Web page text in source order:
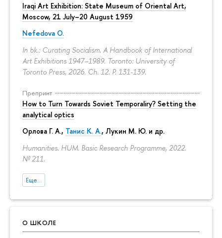
Iraqi Art Exhibition: State Museum of Oriental Art,
Moscow, 21 July–20 August 1959
Nefedova O.
In bk.: Curating Socialism. A Handbook of International
Art Exhibitions 1947–1989. Toronto: University of
Toronto Press, 2026. Ch. 12. P. 131-139.
Препринт
How to Turn Towards Soviet Temporaliry? Setting the
analytical optics
Орлова Г. А., Танис К. А., Лукин М. Ю. и др.
Humanities. HUM. Basic Research Programme, 2022.
№ 211.
Еще...
О ШКОЛЕ